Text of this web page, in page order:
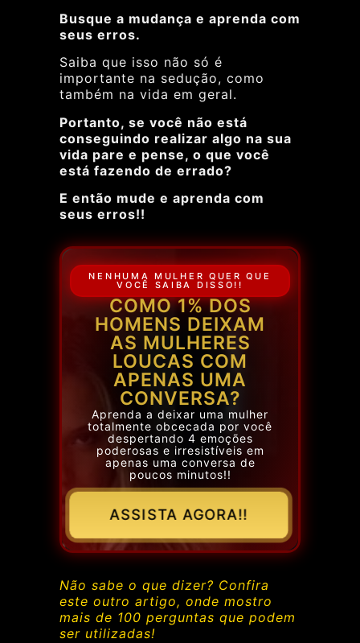
Busque a mudança e aprenda com
seus erros.
Saiba que isso não só é
importante na sedução, como
também na vida em geral.
Portanto, se você não está
conseguindo realizar algo na sua
vida pare e pense, o que você
está fazendo de errado?
E então mude e aprenda com
seus erros!!
NENHUMA MULHER QUER QUE
VOCÊ SAIBA DISSO!!
COMO 1% DOS
HOMENS DEIXAM
AS MULHERES
LOUCAS COM
APENAS UMA
CONVERSA?
Aprenda a deixar uma mulher
totalmente obcecada por você
despertando 4 emoções
poderosas e irresistíveis em
apenas uma conversa de
poucos minutos!!
ASSISTA AGORA!!
Não sabe o que dizer? Confira
este outro artigo, onde mostro
mais de 100 perguntas que podem
ser utilizadas!